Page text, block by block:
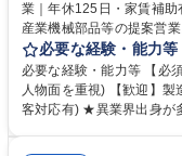
業｜年休125日・家賃補助有・賞与8ヶ月｜
産業機械部品等の提案営
ず他社製品調達も含めた
向き合い、顧客の役に立つ課題解決
主体的に捉え、課題解決
ら提案ができる自由度の
必要な経験・能力等
必要な経験・能力等 【必
人物面を重視) 【歓迎】
客対応有) ★異業界出身が